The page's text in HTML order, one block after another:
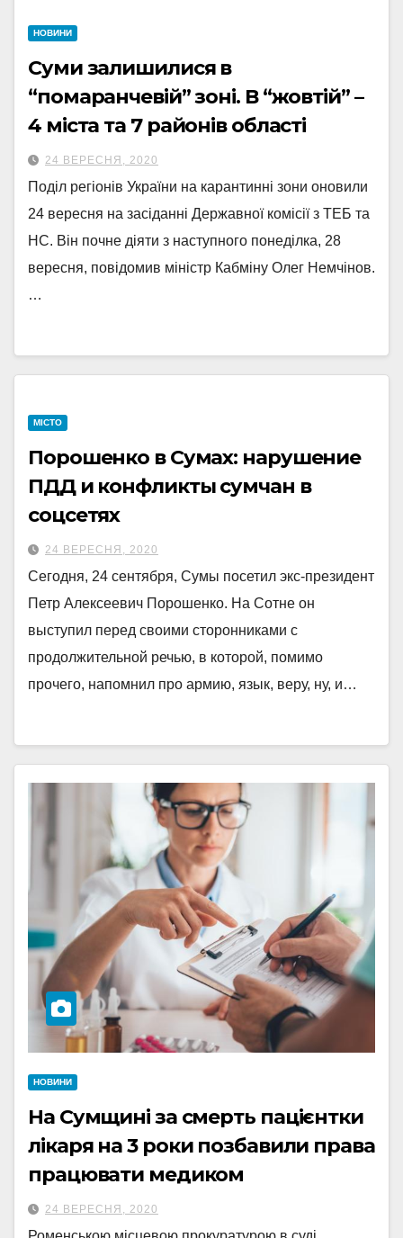
НОВИНИ
Суми залишилися в
“помаранчевій” зоні. В “жовтій” –
4 міста та 7 районів області
24 ВЕРЕСНЯ, 2020
Поділ регіонів України на карантинні зони оновили
24 вересня на засіданні Державної комісії з ТЕБ та
НС. Він почне діяти з наступного понеділка, 28
вересня, повідомив міністр Кабміну Олег Немчінов.
…
МІСТО
Порошенко в Сумах: нарушение
ПДД и конфликты сумчан в
соцсетях
24 ВЕРЕСНЯ, 2020
Сегодня, 24 сентября, Сумы посетил экс-президент
Петр Алексеевич Порошенко. На Сотне он
выступил перед своими сторонниками с
продолжительной речью, в которой, помимо
прочего, напомнил про армию, язык, веру, ну, и…
НОВИНИ
На Сумщині за смерть пацієнтки
лікаря на 3 роки позбавили права
працювати медиком
24 ВЕРЕСНЯ, 2020